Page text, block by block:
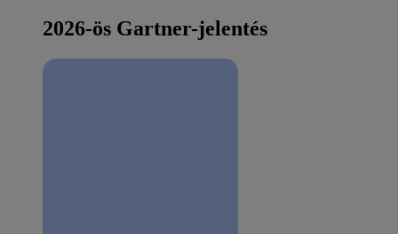
2026-ös Gartner-jelentés